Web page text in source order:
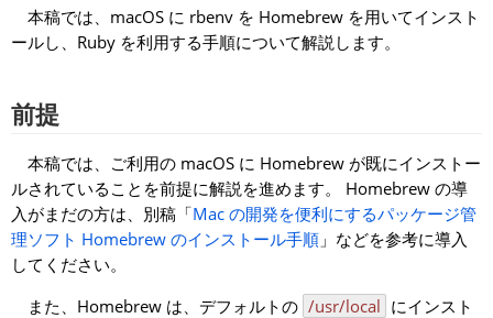
本稿では、macOS に rbenv を Homebrew を用いてインスト
ールし、Ruby を利用する手順について解説します。
前提
本稿では、ご利用の macOS に Homebrew が既にインストー
ルされていることを前提に解説を進めます。 Homebrew の導
入がまだの方は、別稿「Mac の開発を便利にするパッケージ管
理ソフト Homebrew のインストール手順 」などを参考に導入
してください。
また、Homebrew は、デフォルトの /usr/local にインスト